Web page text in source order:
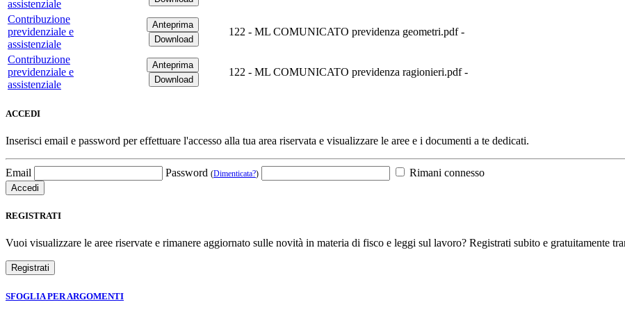
assistenziale
Contribuzione
previdenziale e
assistenziale
122 - ML COMUNICATO previdenza geometri.pdf -
Contribuzione
previdenziale e
assistenziale
122 - ML COMUNICATO previdenza ragionieri.pdf -
ACCEDI
Inserisci email e password per effettuare l'accesso alla tua area riservata e visualizzare le aree e i documenti a te dedicati.
Email Password (Dimenticata?) Rimani connesso
REGISTRATI
Vuoi visualizzare le aree riservate e rimanere aggiornato sulle novità in materia di fisco e leggi sul lavoro? Registrati subito e gratuitamente
SFOGLIA PER ARGOMENTI